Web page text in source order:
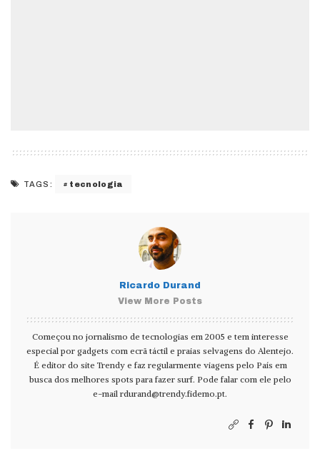
TAGS: tecnologia
Ricardo Durand
View More Posts
Começou no jornalismo de tecnologias em 2005 e tem interesse
especial por gadgets com ecrã táctil e praias selvagens do Alentejo.
É editor do site Trendy e faz regularmente viagens pelo País em
busca dos melhores spots para fazer surf. Pode falar com ele pelo
e-mail rdurand@trendy.fidemo.pt.